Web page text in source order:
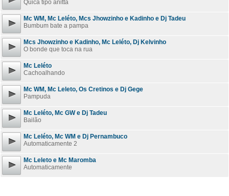
Quica tipo anitta
Mc WM, Mc Leléto, Mcs Jhowzinho e Kadinho e Dj Tadeu
Bumbum bate a pampa
Mcs Jhowzinho e Kadinho, Mc Leléto, Dj Kelvinho
O bonde que toca na rua
Mc Leléto
Cachoalhando
Mc WM, Mc Leleto, Os Cretinos e Dj Gege
Pampuda
Mc Leléto, Mc GW e Dj Tadeu
Bailão
Mc Leléto, Mc WM e Dj Pernambuco
Automaticamente 2
Mc Leleto e Mc Maromba
Automaticamente